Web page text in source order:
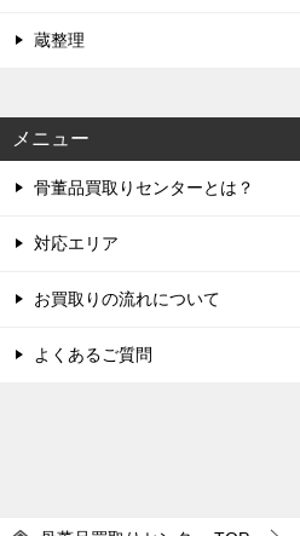
蔵整理
メニュー
骨董品買取りセンターとは？
対応エリア
お買取りの流れについて
よくあるご質問